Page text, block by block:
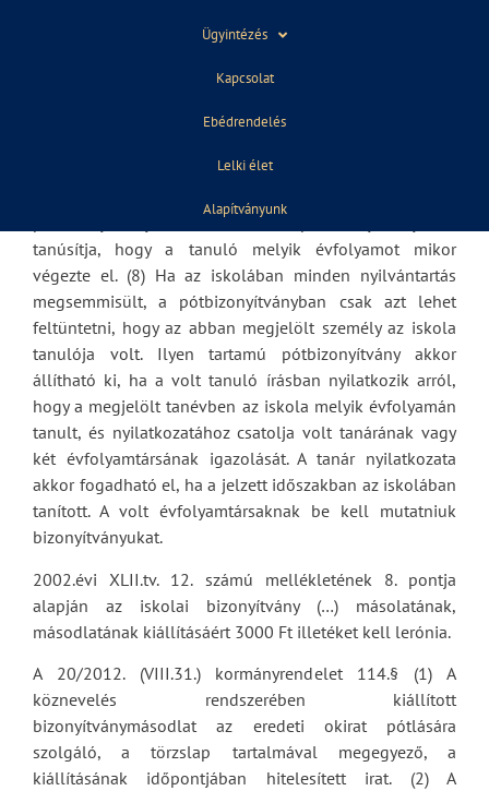
Ügyintézés
Kapcsolat
Ebédrendelés
Lelki élet
Alapítványunk
értelmében az elveszett vagy megsemmisült
bizonyítványmásodlat állítható ki. A
bizonyítványmásodlatért a külön jogszabályban
alapján a törzslap, póttörzslap hiányában az iskolában
pótbizonyítvány állítható ki. A pótbizonyítvány azt
tanúsítja, hogy a tanuló melyik évfolyamot mikor
végezte el. (8) Ha az iskolában minden nyilvántartás
megsemmisült, a pótbizonyítványban csak azt lehet
feltüntetni, hogy az abban megjelölt személy az iskola
tanulója volt. Ilyen tartamú pótbizonyítvány akkor
állítható ki, ha a volt tanuló írásban nyilatkozik arról,
hogy a megjelölt tanévben az iskola melyik évfolyamán
tanult, és nyilatkozatához csatolja volt tanárának vagy
két évfolyamtársának igazolását. A tanár nyilatkozata
akkor fogadható el, ha a jelzett időszakban az iskolában
tanított. A volt évfolyamtársaknak be kell mutatniuk
bizonyítványukat.
2002.évi XLII.tv. 12. számú mellékletének 8. pontja
alapján az iskolai bizonyítvány (…) másolatának,
másodlatának kiállításáért 3000 Ft illetéket kell lerónia.
A 20/2012. (VIII.31.) kormányrendelet 114.§ (1) A
köznevelés rendszerében kiállított
bizonyítványmásodlat az eredeti okirat pótlására
szolgáló, a törzslap tartalmával megegyező, a
kiállításának időpontjában hitelesített irat. (2) A